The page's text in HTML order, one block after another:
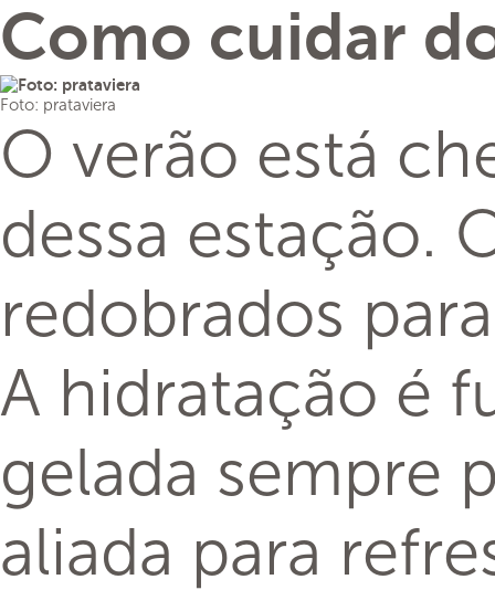
Como cuidar
Foto: prataviera
O verão está
dessa estação.
redobrados
A hidratação é
gelada sempre
aliada para